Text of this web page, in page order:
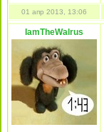
01 апр 2013, 13:06
IamTheWalrus